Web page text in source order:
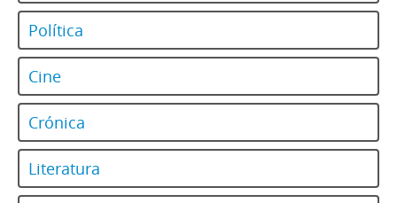
133 - Revista Ercilla. Año XXXIV, Nº 1726
135 - Revista Ercilla. Año XXXIV, Nº 1728
137 - Revista Ercilla. Año XXXIV, Nº 1730
139 - Revista Ercilla. Año XXXIV, Nº 1732
141 - Revista Ercilla. Año XXXIV, Nº 1734
Política
Cine
Crónica
Literatura